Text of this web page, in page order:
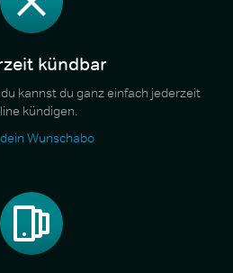
kündbar
kannst du ganz einfach jederzeit
kündigen.
Wunschabo